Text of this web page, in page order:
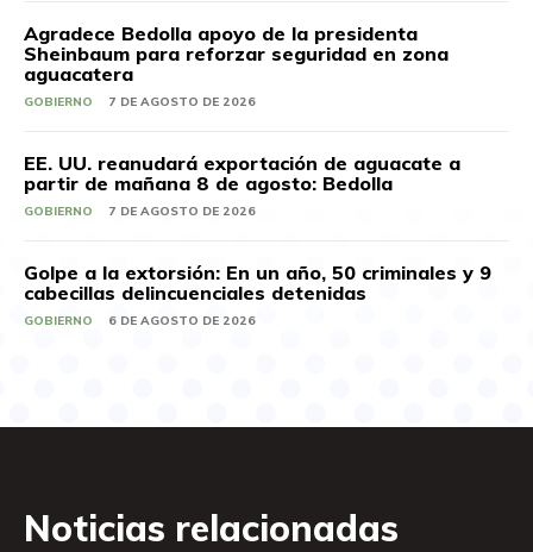
Agradece Bedolla apoyo de la presidenta
Sheinbaum para reforzar seguridad en zona
aguacatera
GOBIERNO 7 DE AGOSTO DE 2026
EE. UU. reanudará exportación de aguacate a
partir de mañana 8 de agosto: Bedolla
GOBIERNO 7 DE AGOSTO DE 2026
Golpe a la extorsión: En un año, 50 criminales y 9
cabecillas delincuenciales detenidas
GOBIERNO 6 DE AGOSTO DE 2026
Noticias relacionadas